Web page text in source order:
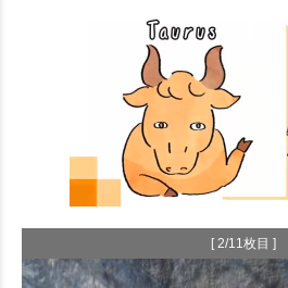
[ 2/11枚目 ]